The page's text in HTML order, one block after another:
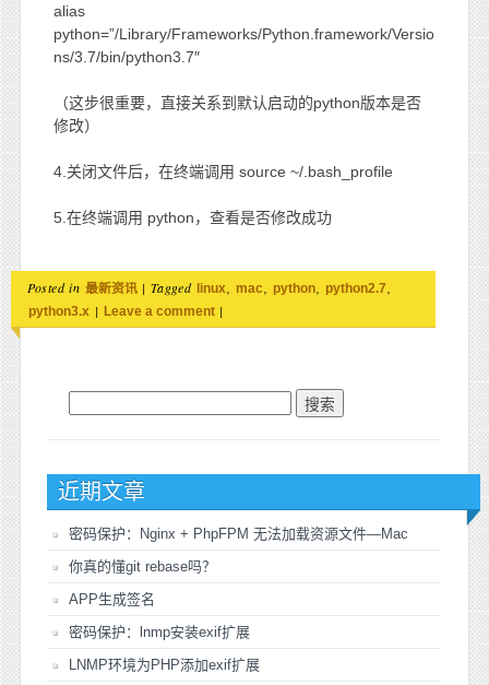
alias
python=”/Library/Frameworks/Python.framework/Versio
ns/3.7/bin/python3.7″
（这步很重要，直接关系到默认启动的python版本是否
修改）
4.关闭文件后，在终端调用 source ~/.bash_profile
5.在终端调用 python，查看是否修改成功
Posted in 最新资讯 | Tagged linux, mac, python, python2.7,
python3.x | Leave a comment |
近期文章
密码保护：Nginx + PhpFPM 无法加载资源文件—Mac
你真的懂git rebase吗？
APP生成签名
密码保护：lnmp安装exif扩展
LNMP环境为PHP添加exif扩展